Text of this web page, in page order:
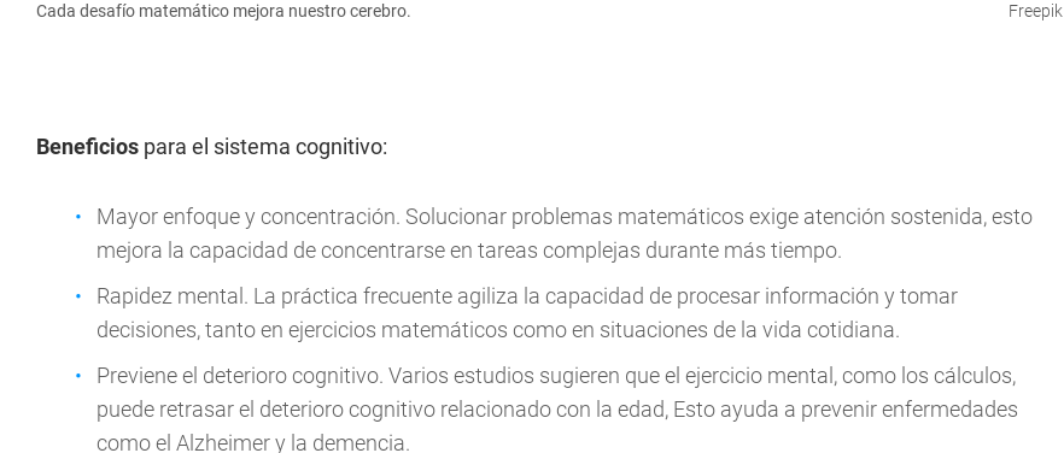
Cada desafío matemático mejora nuestro cerebro. Freepik
Beneficios para el sistema cognitivo:
Mayor enfoque y concentración. Solucionar problemas matemáticos exige atención sostenida, esto
mejora la capacidad de concentrarse en tareas complejas durante más tiempo.
Rapidez mental. La práctica frecuente agiliza la capacidad de procesar información y tomar
decisiones, tanto en ejercicios matemáticos como en situaciones de la vida cotidiana.
Previene el deterioro cognitivo. Varios estudios sugieren que el ejercicio mental, como los cálculos,
puede retrasar el deterioro cognitivo relacionado con la edad, Esto ayuda a prevenir enfermedades
como el Alzheimer y la demencia.